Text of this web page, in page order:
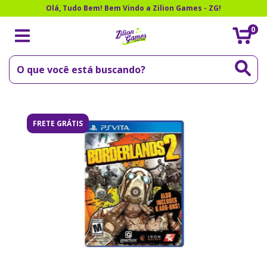
Olá, Tudo Bem! Bem Vindo a Zilion Games - ZG!
0
FRETE GRÁTIS